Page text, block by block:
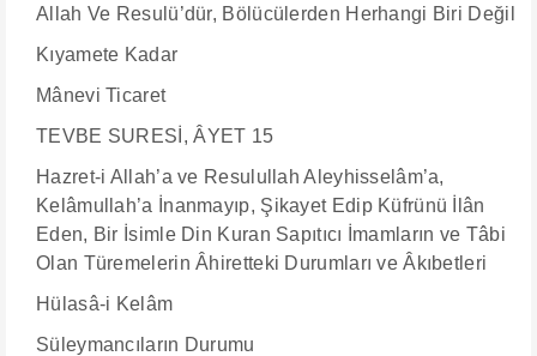
Allah Ve Resulü’dür, Bölücülerden Herhangi Biri Değil
Kıyamete Kadar
Mânevi Ticaret
TEVBE SURESİ, ÂYET 15
Hazret-i Allah’a ve Resulullah Aleyhisselâm’a,
Kelâmullah’a İnanmayıp, Şikayet Edip Küfrünü İlân
Eden, Bir İsimle Din Kuran Sapıtıcı İmamların ve Tâbi
Olan Türemelerin Âhiretteki Durumları ve Âkıbetleri
Hülasâ-i Kelâm
Süleymancıların Durumu